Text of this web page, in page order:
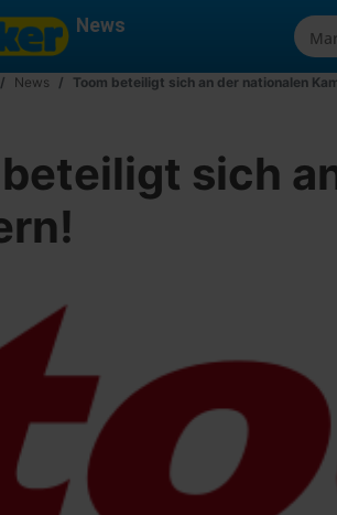
News
News Toom beteiligt sich an der nationalen
sich